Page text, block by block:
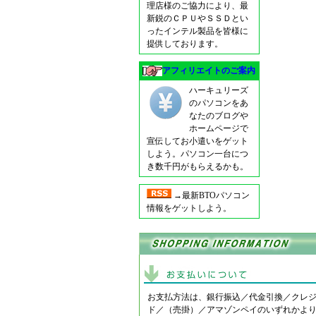
理店様のご協力により、最
新鋭のＣＰＵやＳＳＤとい
ったインテル製品を皆様に
提供しております。
アフィリエイトのご案内
ハーキュリーズ
のパソコンをあ
なたのブログや
ホームページで
宣伝してお小遣いをゲット
しよう。パソコン一台につ
き数千円がもらえるかも。
→最新BTOパソコン
情報をゲットしよう。
お支払方法は、銀行振込／代金引換／クレ
ド／（売掛）／アマゾンペイのいずれかよ